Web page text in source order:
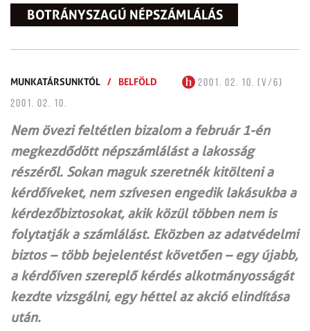
BOTRÁNYSZAGÚ NÉPSZÁMLÁLÁS
MUNKATÁRSUNKTÓL / BELFÖLD
2001. 02. 10. (V/6)
2001. 02. 10.
Nem övezi feltétlen bizalom a február 1-én
megkezdődött népszámlálást a lakosság
részéről. Sokan maguk szeretnék kitölteni a
kérdőíveket, nem szívesen engedik lakásukba a
kérdezőbiztosokat, akik közül többen nem is
folytatják a számlálást. Eközben az adatvédelmi
biztos – több bejelentést követően – egy újabb,
a kérdőíven szereplő kérdés alkotmányosságát
kezdte vizsgálni, egy héttel az akció elindítása
után.